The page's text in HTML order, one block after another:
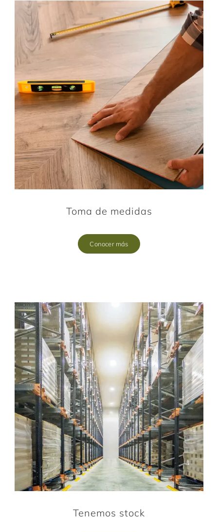
Toma de medidas
Conocer más
Tenemos stock